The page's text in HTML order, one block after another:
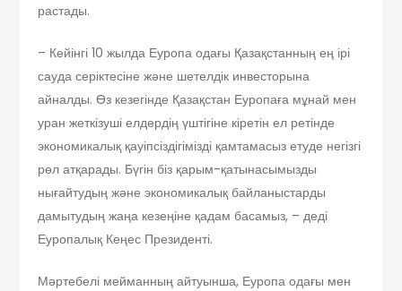
растады.
– Кейінгі 10 жылда Еуропа одағы Қазақстанның ең ірі
сауда серіктесіне және шетелдік инвесторына
айналды. Өз кезегінде Қазақстан Еуропаға мұнай мен
уран жеткізуші елдердің үштігіне кіретін ел ретінде
экономикалық қауіпсізді­гі­мізді қамтамасыз етуде негізгі
рөл атқа­рады. Бүгін біз қарым-қатынасымыз­ды
нығайтудың және экономикалық байланыстарды
дамытудың жаңа кезеңіне қадам басамыз, – деді
Еуропалық Кеңес Президенті.
Мәртебелі мейманның айтуынша, Еуропа одағы мен